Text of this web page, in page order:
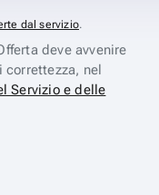
dal servizio.
deve avvenire
nel
Servizio e delle